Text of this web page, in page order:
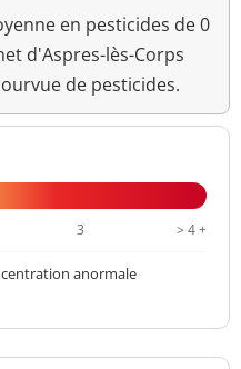
en pesticides de 0
d'Aspres-lès-Corps
de pesticides.
3 > 4 +
anormale